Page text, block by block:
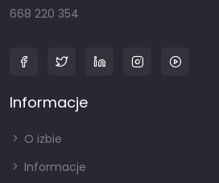
668 220 354
Informacje
O izbie
Informacje